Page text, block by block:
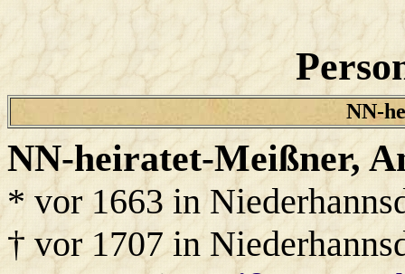
NN-
NN-heiratet-Meißner,
* vor 1663 in
† vor 1707 in